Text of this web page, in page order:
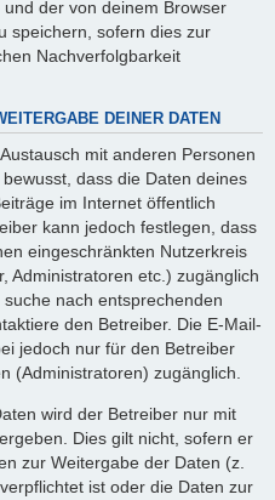
der von deinem Browser
speichern, sofern dies zur
Nachverfolgbarkeit
DEINER DATEN
mit anderen Personen
dass die Daten deines
im Internet öffentlich
kann jedoch festlegen, dass
eingeschränkten Nutzerkreis
Administratoren etc.) zugänglich
nach entsprechenden
den Betreiber. Die E-Mail-
jedoch nur für den Betreiber
(Administratoren) zugänglich.
wird der Betreiber nur mit
Dies gilt nicht, sofern er
zur Weitergabe der Daten (z.
ist oder die Daten zur